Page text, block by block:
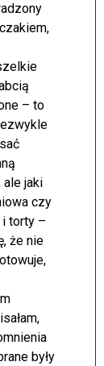
– to
ale jaki
czy
torty –
że nie
były